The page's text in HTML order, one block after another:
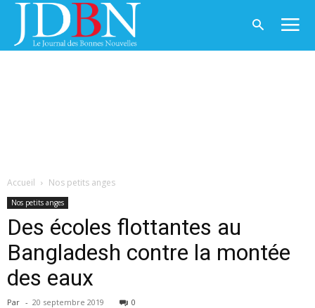
Accueil Nos petits anges
Nos petits anges
Des écoles flottantes au
Bangladesh contre la montée
des eaux
Par - 20 septembre 2019 0